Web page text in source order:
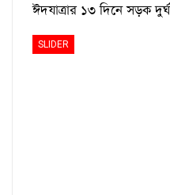
ঈদযাত্রার ১৩ দিনে সড়ক
SLIDER